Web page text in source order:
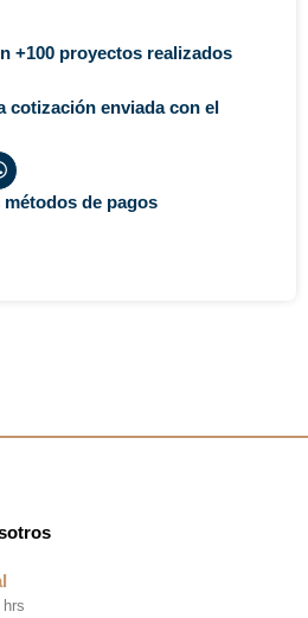
+100 proyectos realizados
cotización enviada con el
de pagos